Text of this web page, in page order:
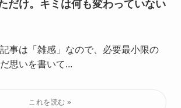
だけ。キミは何も変わっていない
事は「雑感」なので、必要最小限の
思いを書いて...